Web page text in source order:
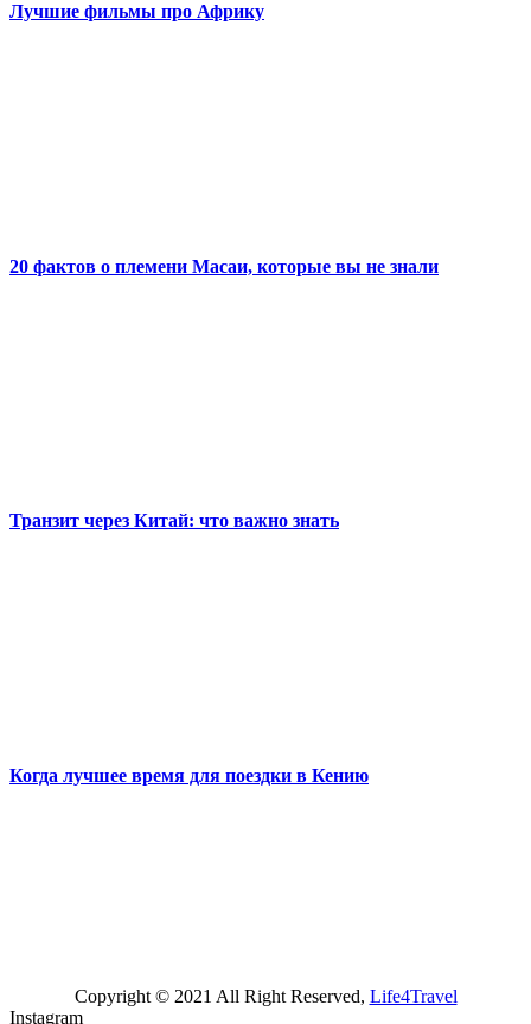
Лучшие фильмы про Африку
20 фактов о племени Масаи, которые вы не знали
Транзит через Китай: что важно знать
Когда лучшее время для поездки в Кению
Copyright © 2021 All Right Reserved, Life4Travel
Instagram